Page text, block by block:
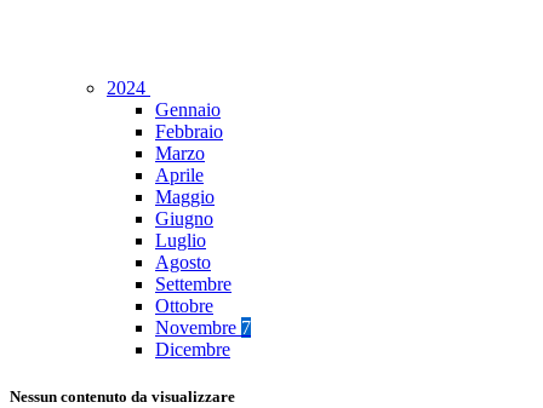
2024
Gennaio
Febbraio
Marzo
Aprile
Maggio
Giugno
Luglio
Agosto
Settembre
Ottobre
Novembre 7
Dicembre
Nessun contenuto da visualizzare